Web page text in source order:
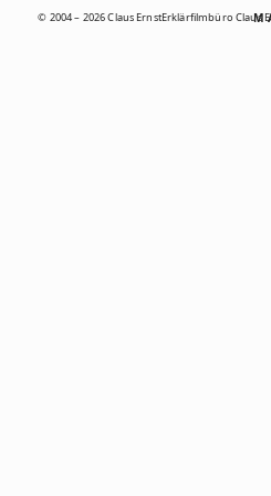
© 2004 – 2026 Claus ErnstErklärfilmbüro Claus